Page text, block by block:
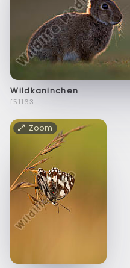
Wildkaninchen
f51163
Zoom